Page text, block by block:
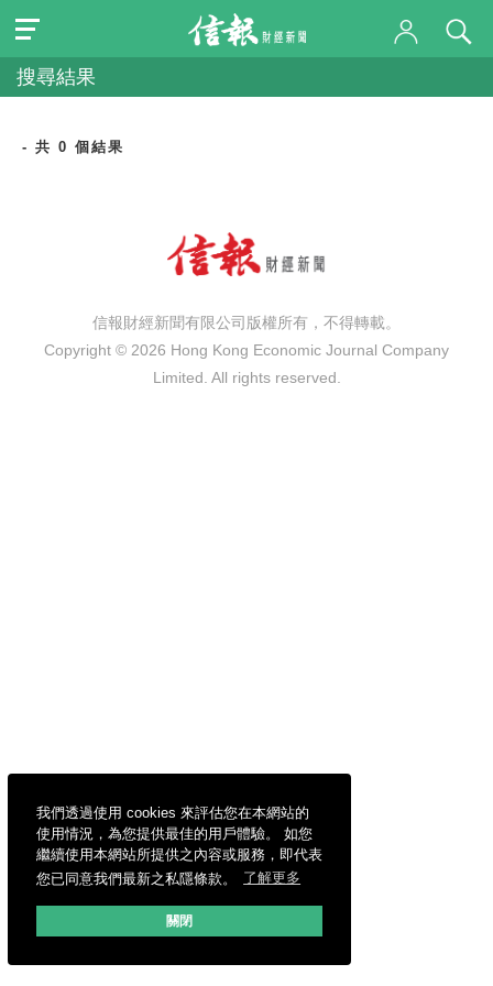
我們透過使用 cookies 來評估您在本網站的
使用情況，為您提供最佳的用戶體驗。 如您
繼續使用本網站所提供之內容或服務，即代表
您已同意我們最新之私隱條款。
了解更多
關閉
搜尋結果
- 共 0 個結果
信報財經新聞有限公司版權所有，不得轉載。
Copyright © 2026 Hong Kong Economic Journal Company
Limited. All rights reserved.